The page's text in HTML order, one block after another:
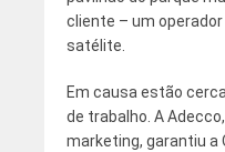
cliente – um
satélite.
Em causa estão
de trabalho. A
marketing, garantiu a